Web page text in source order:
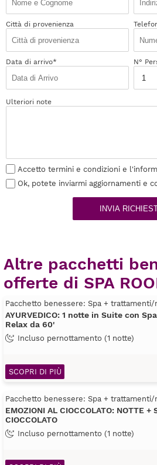
Città di provenienza
Data di arrivo* N°
Ulteriori note
Accetto termini e condizioni e
Ok, potete inviarmi aggiornamenti e
INVIA
Altre pacchetti
offerte di SPA
Pacchetto benessere: Spa + trattamenti/
AYURVEDICO: 1 notte in Suite con
Relax da 60'
Incluso pernottamento (1 notte)
SCOPRI DI PIÙ
Pacchetto benessere: Spa + trattamenti/
EMOZIONI AL CIOCCOLATO: NOTTE +
CIOCCOLATO
Incluso pernottamento (1 notte)